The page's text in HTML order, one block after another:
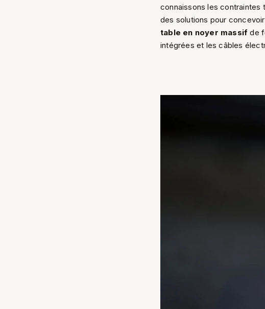
connaissons les contraintes
des solutions pour
table en noyer massif de
intégrées et les câbles